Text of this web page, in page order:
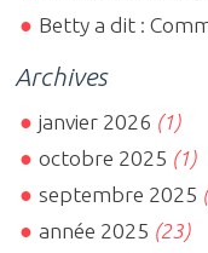
Betty a dit :
Archives
janvier 2026 (1)
octobre 2025 (1)
septembre 2025
année 2025 (23)